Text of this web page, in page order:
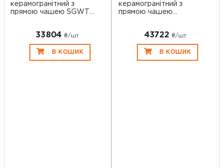
керамогранітний з
прямою чашею SGWTS
33804 ₴/шт
В КОШИК
керамогранітний з
прямою чашею
43722 ₴/шт
В КОШИК